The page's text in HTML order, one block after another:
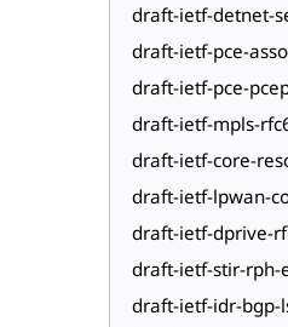
draft-ietf-detnet-
draft-ietf-pce-
draft-ietf-pce-
draft-ietf-mpls-
draft-ietf-core-
draft-ietf-lpwan-
draft-ietf-dprive-
draft-ietf-stir-rph-
draft-ietf-idr-bgp-